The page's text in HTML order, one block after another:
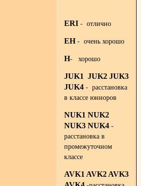
ERI - отлично
EH - очень хорошо
H- хорошо
JUK1 JUK2 JUK3
JUK4 - расстановка
в классе юниоров
NUK1 NUK2
NUK3 NUK4-
расстановка в
промежуточном
классе
AVK1 AVK2 AVK3